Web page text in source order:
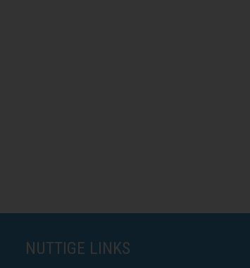
NUTTIGE LINKS